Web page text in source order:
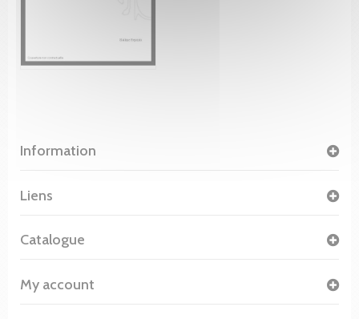
Information
Liens
Catalogue
My account